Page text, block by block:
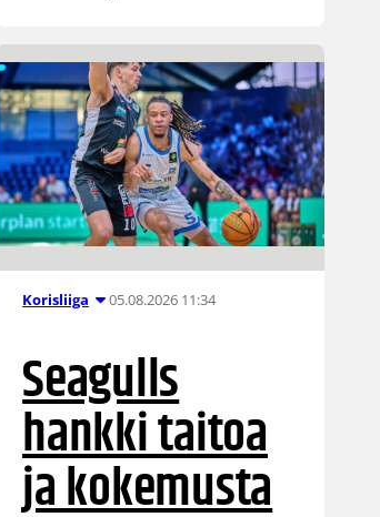
Korisliiga 05.08.2026 11:34
Seagulls
hankki taitoa
ja kokemusta